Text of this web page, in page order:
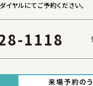
ヤルにてご予約ください。
1118